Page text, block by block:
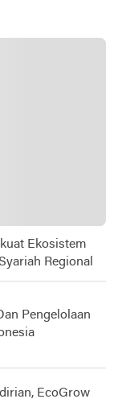
Ekosistem
Regional
Pengelolaan
EcoGrow